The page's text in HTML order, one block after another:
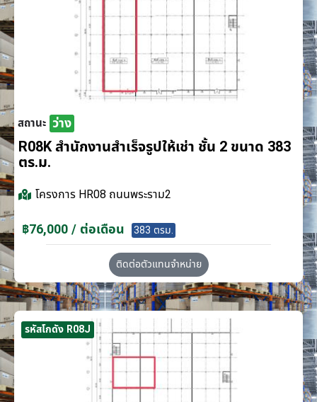
สถานะ ว่าง
R08K สำนักงานสำเร็จรูปให้เช่า ชั้น 2 ขนาด 383
ตร.ม.
โครงการ HR08 ถนนพระราม2
฿76,000 / ต่อเดือน 383 ตรม.
ติดต่อตัวแทนจำหน่าย
รหัสโกดัง R08J